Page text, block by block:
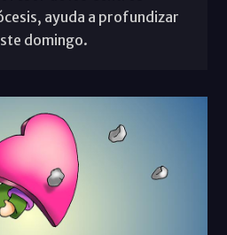
ayuda a profundizar
domingo.